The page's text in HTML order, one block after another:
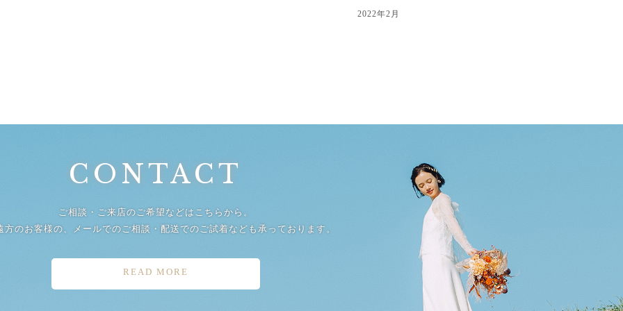
2022年2月
CONTACT
ご相談・ご来店のご希望などはこちらから。
のお客様の、メールでのご相談・配送でのご試着なども承っております。
READ MORE